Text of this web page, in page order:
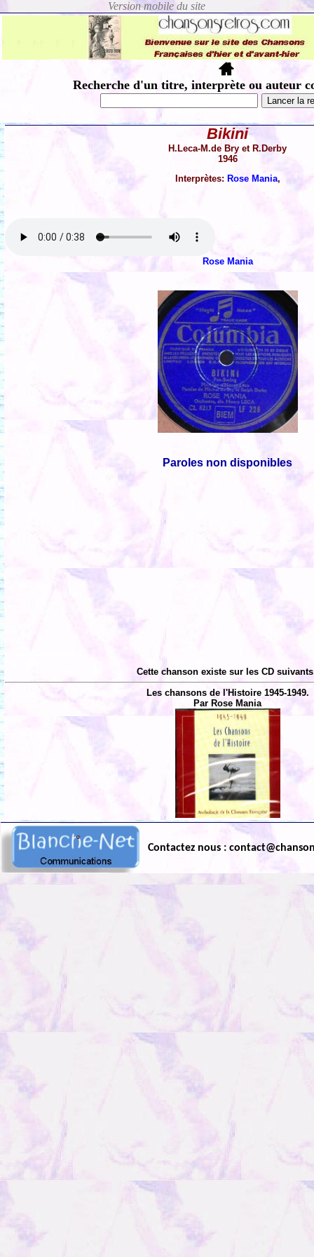
Recherche d'un titre, interprète ou auteur
Bikini
H.Leca-M.de Bry et R.Derby
1946
Interprètes: Rose Mania,
Rose Mania
Paroles non disponibles
Cette chanson existe sur les CD
Les chansons de l'Histoire 1945-1949.
Par Rose Mania
Contactez nous :